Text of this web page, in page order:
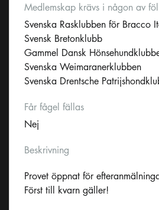
Medlemskap krävs i någon av
Svenska Rasklubben för Bracco
Svensk Bretonklubb
Gammel Dansk
Svenska Weimaranerklubben
Svenska Drentsche
Får fågel fällas
Nej
Beskrivning
Provet öppnat för
Först till kvarn gäller!